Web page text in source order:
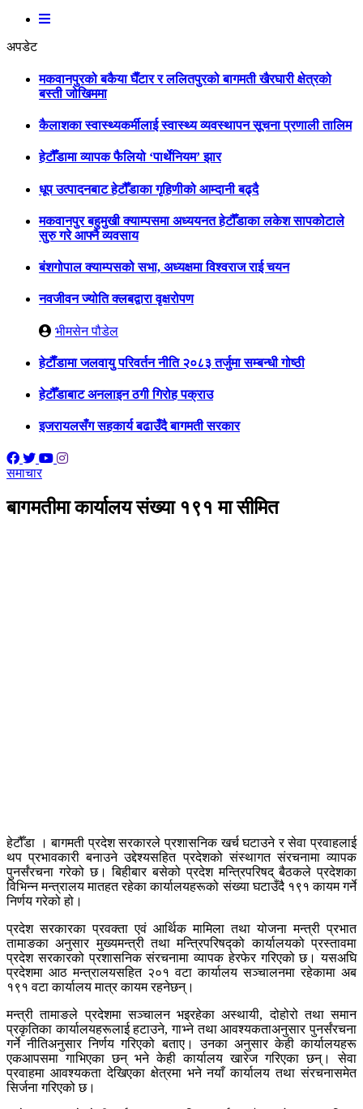
अपडेट
मकवानपुरको बकैया घैँटार र ललितपुरको बागमती खैरघारी क्षेत्रको
बस्ती जोखिममा
कैलाशका स्वास्थ्यकर्मीलाई स्वास्थ्य व्यवस्थापन सूचना प्रणाली तालिम
हेटौँडामा व्यापक फैलियो ‘पार्थेनियम’ झार
धूप उत्पादनबाट हेटौँडाका गृहिणीको आम्दानी बढ्दै
मकवानपुर बहुमुखी क्याम्पसमा अध्ययनत हेटौँडाका लकेश सापकोटाले
सुरु गरे आफ्नै व्यवसाय
बंशगोपाल क्याम्पसको सभा, अध्यक्षमा विश्वराज राई चयन
नवजीवन ज्योति क्लबद्वारा वृक्षरोपण
भीमसेन पौडेल
हेटाैँडामा जलवायु परिवर्तन नीति २०८३ तर्जुमा सम्बन्धी गोष्ठी
हेटौँडाबाट अनलाइन ठगी गिरोह पक्राउ
इजरायलसँग सहकार्य बढाउँदै बागमती सरकार
समाचार
बागमतीमा कार्यालय संख्या १९१ मा सीमित
हेटौँडा । बागमती प्रदेश सरकारले प्रशासनिक खर्च घटाउने र सेवा प्रवाहलाई
थप प्रभावकारी बनाउने उद्देश्यसहित प्रदेशको संस्थागत संरचनामा व्यापक
पुनर्संरचना गरेको छ। बिहीबार बसेको प्रदेश मन्त्रिपरिषद् बैठकले प्रदेशका
विभिन्न मन्त्रालय मातहत रहेका कार्यालयहरूको संख्या घटाउँदै १९१ कायम गर्ने
निर्णय गरेको हो।
प्रदेश सरकारका प्रवक्ता एवं आर्थिक मामिला तथा योजना मन्त्री प्रभात
तामाङका अनुसार मुख्यमन्त्री तथा मन्त्रिपरिषद्को कार्यालयको प्रस्तावमा
प्रदेश सरकारको प्रशासनिक संरचनामा व्यापक हेरफेर गरिएको छ। यसअघि
प्रदेशमा आठ मन्त्रालयसहित २०१ वटा कार्यालय सञ्चालनमा रहेकामा अब
१९१ वटा कार्यालय मात्र कायम रहनेछन्।
मन्त्री तामाङले प्रदेशमा सञ्चालन भइरहेका अस्थायी, दोहोरो तथा समान
प्रकृतिका कार्यालयहरूलाई हटाउने, गाभ्ने तथा आवश्यकताअनुसार पुनर्संरचना
गर्ने नीतिअनुसार निर्णय गरिएको बताए। उनका अनुसार केही कार्यालयहरू
एकआपसमा गाभिएका छन् भने केही कार्यालय खारेज गरिएका छन्। सेवा
प्रवाहमा आवश्यकता देखिएका क्षेत्रमा भने नयाँ कार्यालय तथा संरचनासमेत
सिर्जना गरिएको छ।